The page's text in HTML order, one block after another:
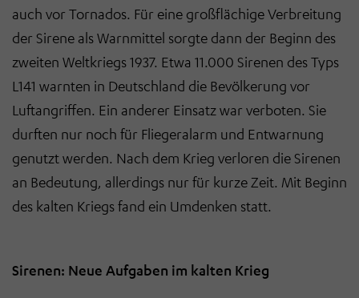
auch vor Tornados. Für eine großflächige Verbreitung
der Sirene als Warnmittel sorgte dann der Beginn des
zweiten Weltkriegs 1937. Etwa 11.000 Sirenen des Typs
L141 warnten in Deutschland die Bevölkerung vor
Luftangriffen. Ein anderer Einsatz war verboten. Sie
durften nur noch für Fliegeralarm und Entwarnung
genutzt werden. Nach dem Krieg verloren die Sirenen
an Bedeutung, allerdings nur für kurze Zeit. Mit Beginn
des kalten Kriegs fand ein Umdenken statt.
Sirenen: Neue Aufgaben im kalten Krieg